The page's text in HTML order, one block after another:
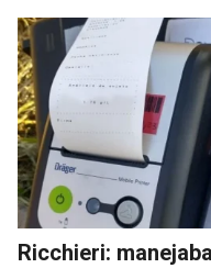
Ricchieri: